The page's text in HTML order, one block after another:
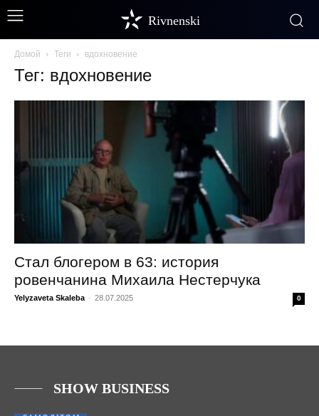
Rivnenski
Домой Теги вдохновение
Тег: вдохновение
Стал блогером в 63: история
ровенчанина Михаила Нестерчука
Yelyzaveta Skaleba - 28.07.2025 0
SHOW BUSINESS